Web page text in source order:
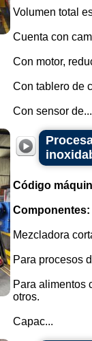
Volumen total
Cuenta con
Con motor,
Con tablero de
Con sensor de...
Código
Componentes:
Mezcladora
Para procesos
Para alimentos
otros.
Capac...